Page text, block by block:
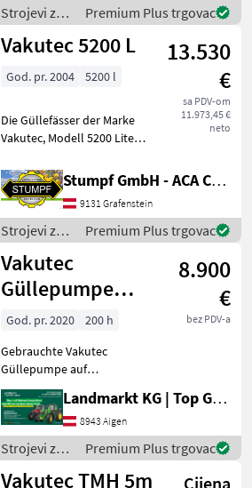
2150; Tankinhalt (Liter):
6500; Spurbreite (c
Strojevi za
đubrenje,
gnojenje i
/ Vakutec
Premium Plus trgovac
Vakutec 5200 L
13.530
€
sa PDV-om
11.973,45 €
neto
God. pr. 2004 5200 l
Die Güllefässer der Marke
Vakutec, Modell 5200 Liter ,
robuste Bauweise und
effiziente Funktionalität
aus. Dieses spezifische
Modell ist als
Stumpf GmbH - ACA Center Stumpf
9131 Grafenstein
Strojevi za
đubrenje,
gnojenje i
navodnjavanje
/ Vakutec
Premium Plus trgovac
Vakutec
Güllepumpe
GL65F 90.2 auf
Fahrgestell
8.900
€
bez PDV-a
God. pr. 2020
200 h
Gebrauchte Vakutec
Güllepumpe auf
Transportfahrwerk -
Vermittlungsverkauf -
Baujahr 2020 -
Schneckenpumpe GL65F
90.2 - Max. 12bar Druck -
Antrieb mit Zapfwelle
Landmarkt KG | Top Gebrauchtmaschinen Zentrum
8943 Aigen
Strojevi za
đubrenje,
gnojenje i
Premium Plus trgovac
Vakutec TMH 5m
Cijena